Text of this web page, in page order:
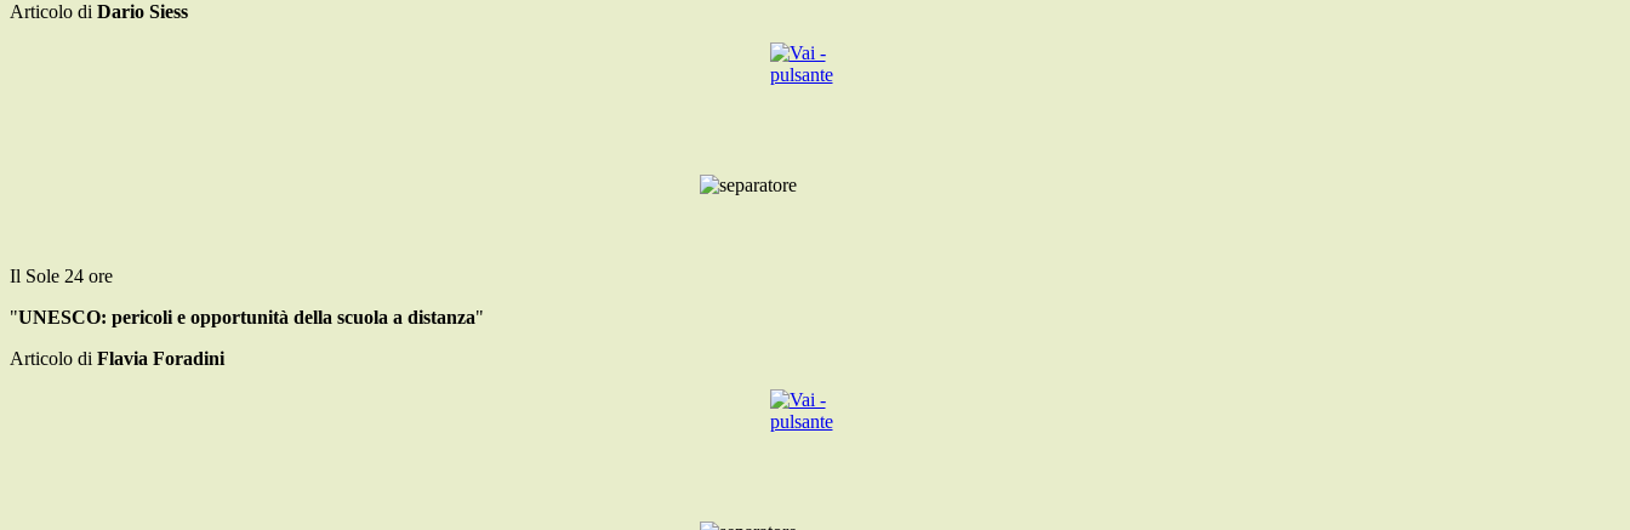
Articolo di Dario Siess
Il Sole 24 ore
"UNESCO: pericoli e opportunità della scuola a distanza"
Articolo di Flavia Foradini